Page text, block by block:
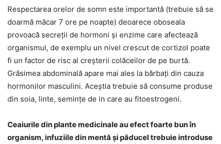
Respectarea orelor de somn este importantă (trebuie să se
doarmă măcar 7 ore pe noapte) deoarece oboseala
provoacă secreții de hormoni și enzime care afectează
organismul, de exemplu un nivel crescut de cortizol poate
fi un factor de risc al creșterii colăceilor de pe burtă.
Grăsimea abdominală apare mai ales la bărbați din cauza
hormonilor masculini. Aceștia trebuie să consume produse
din soia, linte, semințe de in care au fitoestrogeni.
Ceaiurile din plante medicinale au efect foarte bun în
organism, infuziile din mentă și păducel trebuie introduse